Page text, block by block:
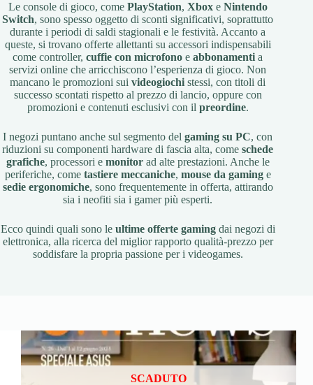
Le console di gioco, come PlayStation, Xbox e Nintendo
Switch, sono spesso oggetto di sconti significativi, soprattutto
durante i periodi di saldi stagionali e le festività. Accanto a
queste, si trovano offerte allettanti su accessori indispensabili
come controller,cuffie con microfono eabbonamentia
servizi online che arricchiscono l’esperienza di gioco. Non
mancano le promozioni suivideogiochistessi, con titoli di
successo scontati rispetto al prezzo di lancio, oppure con
promozioni e contenuti esclusivi con il preordine.
I negozi puntano anche sul segmento delgaming su PC, con
riduzioni su componenti hardware di fascia alta, comeschede
grafiche, processori e monitor ad alte prestazioni. Anche le
periferiche, come tastiere meccaniche, mouse da gaminge
sedie ergonomiche, sono frequentemente in offerta, attirando
sia i neofiti sia i gamer più esperti.
Ecco quindi quali sono le ultime offerte gamingdai negozi di
elettronica, alla ricerca del miglior rapporto qualità-prezzo per
soddisfare la propria passione per i videogames.
SCADUTO